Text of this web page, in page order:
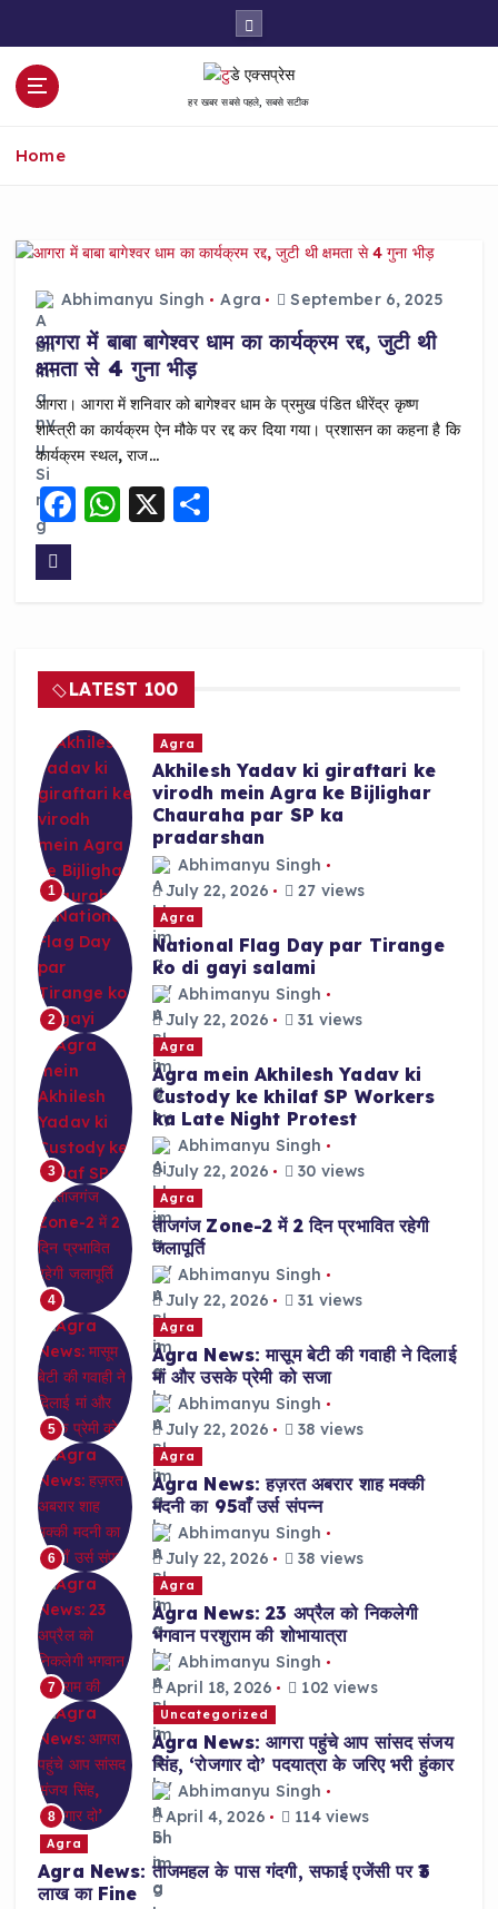
हर खबर सबसे पहले, सबसे सटीक
Home
Abhimanyu Singh Agra September 6, 2025
आगरा में बाबा बागेश्वर धाम का कार्यक्रम रद्द, जुटी थी
क्षमता से 4 गुना भीड़
आगरा। आगरा में शनिवार को बागेश्वर धाम के प्रमुख पंडित धीरेंद्र कृष्ण
शास्त्री का कार्यक्रम ऐन मौके पर रद्द कर दिया गया। प्रशासन का कहना है कि
कार्यक्रम स्थल, राज…
F
o
o
k
W
p
p
X S
LATEST 100
1
Agra
Akhilesh Yadav ki giraftari ke
virodh mein Agra ke Bijlighar
Chauraha par SP ka
pradarshan
Abhimanyu Singh
July 22, 2026
27 views
2
Agra
National Flag Day par Tirange
ko di gayi salami
Abhimanyu Singh
July 22, 2026
31 views
3
Agra
Agra mein Akhilesh Yadav ki
Custody ke khilaf SP Workers
ka Late Night Protest
Abhimanyu Singh
July 22, 2026
30 views
4
Agra
ताजगंज Zone-2 में 2 दिन प्रभावित रहेगी
जलापूर्ति
Abhimanyu Singh
July 22, 2026
31 views
5
Agra
Agra News: मासूम बेटी की गवाही ने दिलाई
मां और उसके प्रेमी को सजा
Abhimanyu Singh
July 22, 2026
38 views
6
Agra
Agra News: हज़रत अबरार शाह मक्की
मदनी का 95वाँ उर्स संपन्न
Abhimanyu Singh
July 22, 2026
38 views
7
Agra
Agra News: 23 अप्रैल को निकलेगी
भगवान परशुराम की शोभायात्रा
Abhimanyu Singh
April 18, 2026
102 views
8
Uncategorized
Agra News: आगरा पहुंचे आप सांसद संजय
सिंह, ‘रोजगार दो’ पदयात्रा के जरिए भरी हुंकार
Abhimanyu Singh
April 4, 2026
114 views
Agra
Agra News: ताजमहल के पास गंदगी, सफाई एजेंसी पर ₹3
लाख का Fine